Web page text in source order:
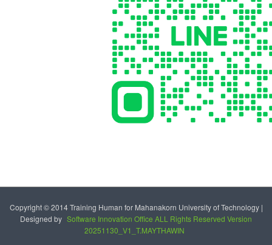
Copyright © 2014 Training Human for Mahanakorn University of Technology |
Designed by Software Innovation Office ALL Rights Reserved Version
20251130_V1_T.MAYTHAWIN